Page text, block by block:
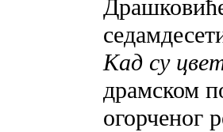
Кад су
драмском
огорченог